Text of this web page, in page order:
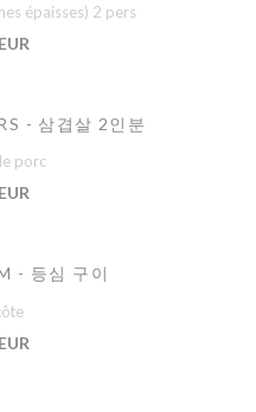
épaisses) 2 pers
- 삼겹살 2인분
porc
- 등심 구이